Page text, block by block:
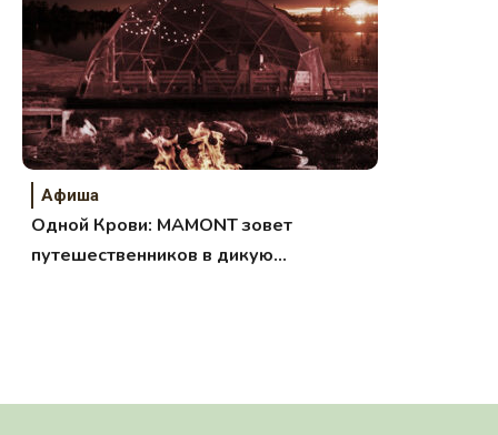
Афиша
Одной Крови: MAMONT зовет
путешественников в дикую